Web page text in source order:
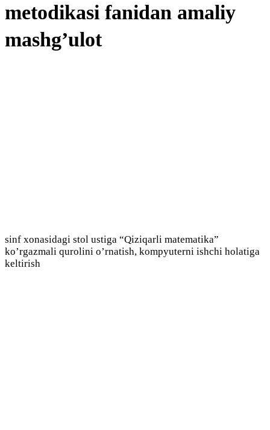
metodikasi fanidan amaliy
mashg’ulot
sinf xonasidagi stol ustiga “Qiziqarli matematika”
ko’rgazmali qurolini o’rnatish, kompyuterni ishchi holatiga
keltirish